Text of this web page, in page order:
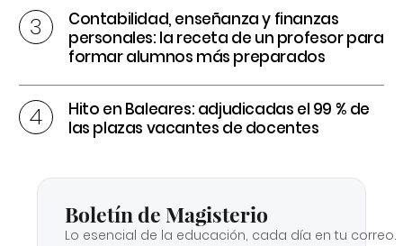
Contabilidad, enseñanza y finanzas
personales: la receta de un profesor para
formar alumnos más preparados
Hito en Baleares: adjudicadas el 99 % de
las plazas vacantes de docentes
Boletín de Magisterio
Lo esencial de la educación, cada día en tu correo.